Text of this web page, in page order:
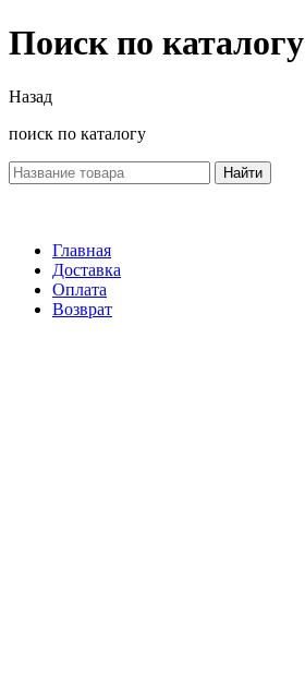
Поиск по каталогу
Назад
поиск по каталогу
Найти
Главная
Доставка
Оплата
Возврат